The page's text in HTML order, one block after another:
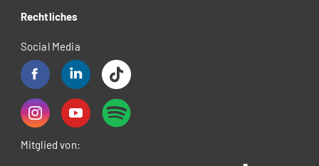
Rechtliches
Social Media
Mitglied von: